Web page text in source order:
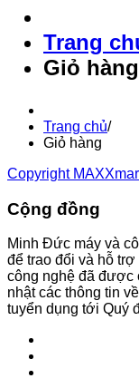
Trang
Giỏ hàng
Trang chủ/
Giỏ hàng
Copyright
Cộng đồng
Minh Đức máy và
để trao đổi và hỗ
công nghệ đã được
nhật các thông tin
tuyển dụng tới Quý